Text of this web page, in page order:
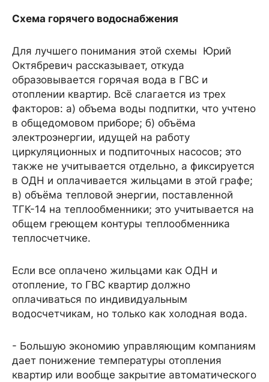
Схема горячего водоснабжения
Для лучшего понимания этой схемы Юрий
Октябревич рассказывает, откуда
образовывается горячая вода в ГВС и
отоплении квартир. Всё слагается из трех
факторов: а) объема воды подпитки, что учтено
в общедомовом приборе; б) объёма
электроэнергии, идущей на работу
циркуляционных и подпиточных насосов; это
также не учитывается отдельно, а фиксируется
в ОДН и оплачивается жильцами в этой графе;
в) объёма тепловой энергии, поставленной
ТГК-14 на теплообменники; это учитывается на
общем греющем контуры теплообменника
теплосчетчике.
Если все оплачено жильцами как ОДН и
отопление, то ГВС квартир должно
оплачиваться по индивидуальным
водосчетчикам, но только как холодная вода.
- Большую экономию управляющим компаниям
дает понижение температуры отопления
квартир или вообще закрытие автоматического